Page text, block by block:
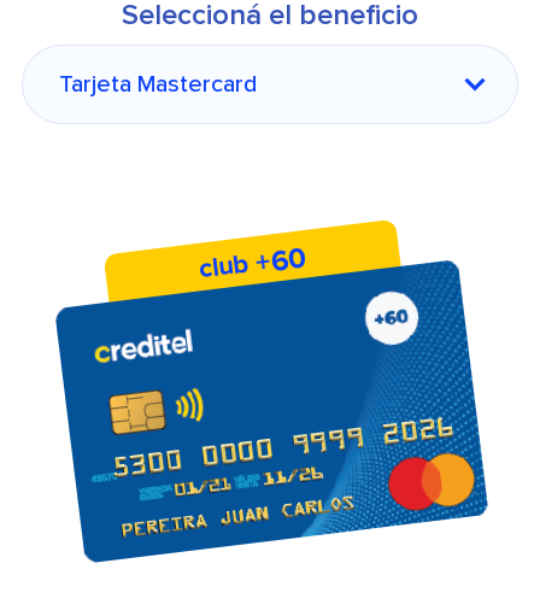
Seleccioná el beneficio
club+60